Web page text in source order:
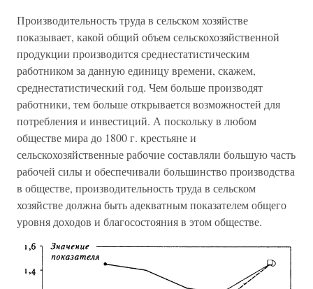
Производительность труда в сельском хозяйстве
показывает, какой общий объем сельскохозяйственной
продукции производится среднестатистическим
работником за данную единицу времени, скажем,
среднестатистический год. Чем больше производят
работники, тем больше открывается возможностей для
потребления и инвестиций. А поскольку в любом
обществе мира до 1800 г. крестьяне и
сельскохозяйственные рабочие составляли большую часть
рабочей силы и обеспечивали большинство производства
в обществе, производительность труда в сельском
хозяйстве должна быть адекватным показателем общего
уровня доходов и благосостояния в этом обществе.